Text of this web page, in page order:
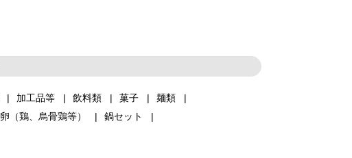
加工品等 飲料類 菓子
麺類
卵（鶏、烏骨鶏等）
鍋セット